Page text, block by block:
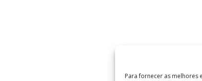
Para fornecer as melhores